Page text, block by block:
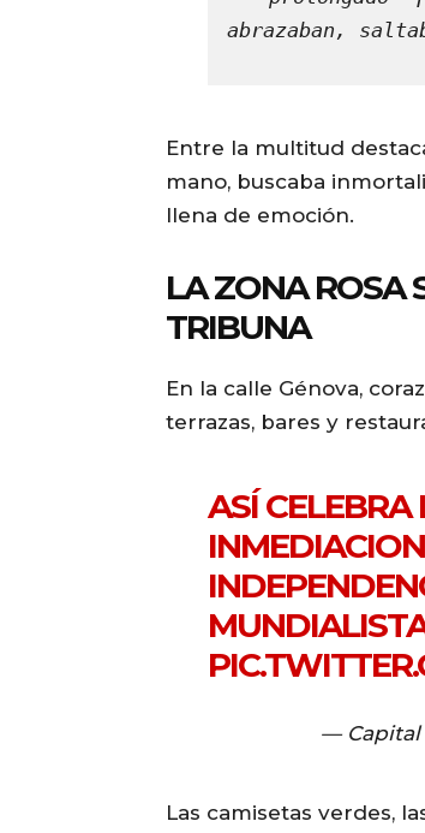
abrazaban,
Entre la multitud
mano, buscaba
llena de emoción.
LA ZONA ROSA
TRIBUNA
En la calle Génova,
terrazas, bares y
ASÍ
— Capital
Las camisetas verdes,